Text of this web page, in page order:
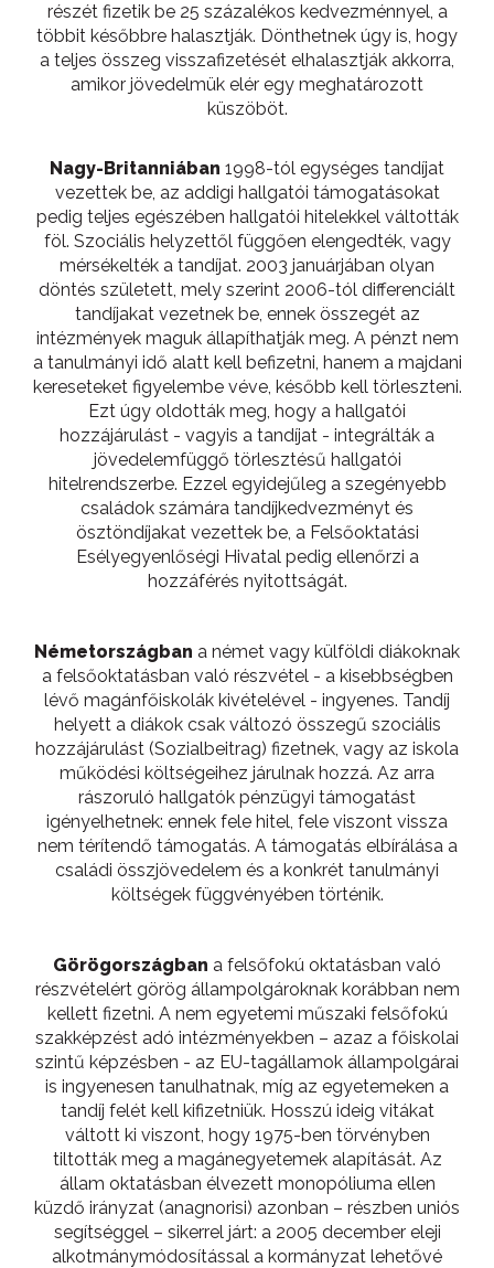
részét fizetik be 25 százalékos kedvezménnyel, a
többit későbbre halasztják. Dönthetnek úgy is, hogy
a teljes összeg visszafizetését elhalasztják akkorra,
amikor jövedelmük elér egy meghatározott
küszöböt.
Nagy-Britanniában 1998-tól egységes tandíjat
vezettek be, az addigi hallgatói támogatásokat
pedig teljes egészében hallgatói hitelekkel váltották
föl. Szociális helyzettől függően elengedték, vagy
mérsékelték a tandíjat. 2003 januárjában olyan
döntés született, mely szerint 2006-tól differenciált
tandíjakat vezetnek be, ennek összegét az
intézmények maguk állapíthatják meg. A pénzt nem
a tanulmányi idő alatt kell befizetni, hanem a majdani
kereseteket figyelembe véve, később kell törleszteni.
Ezt úgy oldották meg, hogy a hallgatói
hozzájárulást - vagyis a tandíjat - integrálták a
jövedelemfüggő törlesztésű hallgatói
hitelrendszerbe. Ezzel egyidejűleg a szegényebb
családok számára tandíjkedvezményt és
ösztöndíjakat vezettek be, a Felsőoktatási
Esélyegyenlőségi Hivatal pedig ellenőrzi a
hozzáférés nyitottságát.
Németországban a német vagy külföldi diákoknak
a felsőoktatásban való részvétel - a kisebbségben
lévő magánfőiskolák kivételével - ingyenes. Tandíj
helyett a diákok csak változó összegű szociális
hozzájárulást (Sozialbeitrag) fizetnek, vagy az iskola
működési költségeihez járulnak hozzá. Az arra
rászoruló hallgatók pénzügyi támogatást
igényelhetnek: ennek fele hitel, fele viszont vissza
nem térítendő támogatás. A támogatás elbírálása a
családi összjövedelem és a konkrét tanulmányi
költségek függvényében történik.
Görögországban a felsőfokú oktatásban való
részvételért görög állampolgároknak korábban nem
kellett fizetni. A nem egyetemi műszaki felsőfokú
szakképzést adó intézményekben – azaz a főiskolai
szintű képzésben - az EU-tagállamok állampolgárai
is ingyenesen tanulhatnak, míg az egyetemeken a
tandíj felét kell kifizetniük. Hosszú ideig vitákat
váltott ki viszont, hogy 1975-ben törvényben
tiltották meg a magánegyetemek alapítását. Az
állam oktatásban élvezett monopóliuma ellen
küzdő irányzat (anagnorisi) azonban – részben uniós
segítséggel – sikerrel járt: a 2005 december eleji
alkotmánymódosítással a kormányzat lehetővé